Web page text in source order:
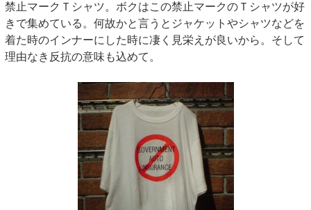
禁止マークＴシャツ。ボクはこの禁止マークのＴシャツが好
きで集めている。何故かと言うとジャケットやシャツなどを
着た時のインナーにした時に凄く見栄えが良いから。そして
理由なき反抗の意味も込めて。